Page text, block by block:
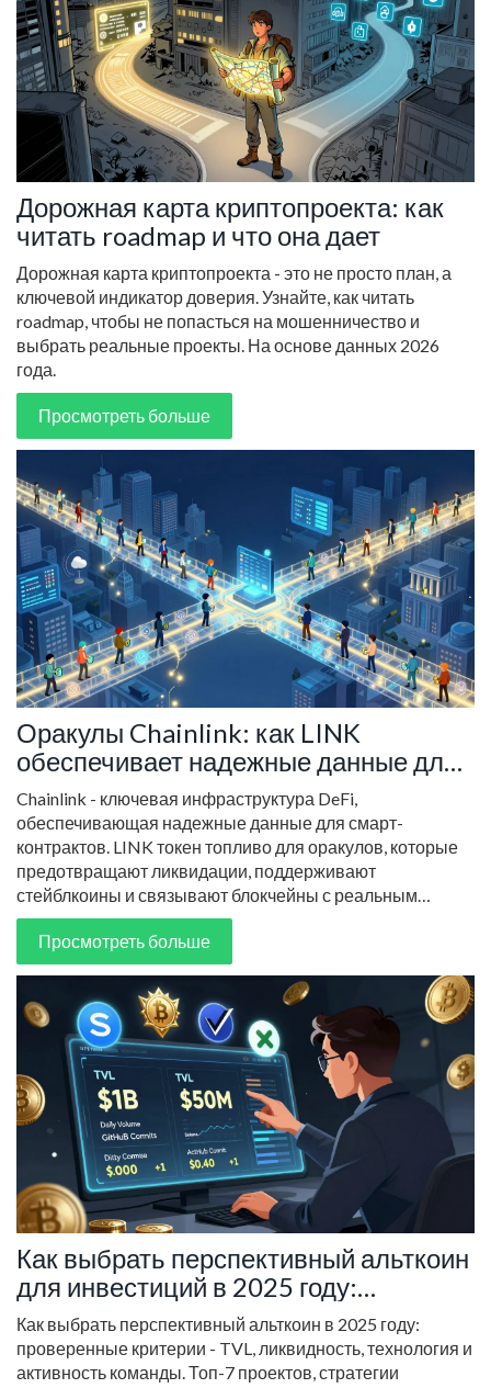
Дорожная карта криптопроекта: как
читать roadmap и что она дает
Дорожная карта криптопроекта - это не просто план, а
ключевой индикатор доверия. Узнайте, как читать
roadmap, чтобы не попасться на мошенничество и
выбрать реальные проекты. На основе данных 2026
года.
Просмотреть больше
Оракулы Chainlink: как LINK
обеспечивает надежные данные для
DeFi-протоколов
Chainlink - ключевая инфраструктура DeFi,
обеспечивающая надежные данные для смарт-
контрактов. LINK токен топливо для оракулов, которые
предотвращают ликвидации, поддерживают
стейблкоины и связывают блокчейны с реальным
миром.
Просмотреть больше
Как выбрать перспективный альткоин
для инвестиций в 2025 году:
проверенные критерии и топ-7
проектов
Как выбрать перспективный альткоин в 2025 году:
проверенные критерии - TVL, ликвидность, технология и
активность команды. Топ-7 проектов, стратегии